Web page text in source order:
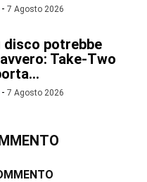
- 7 Agosto 2026
disco potrebbe
Take-Two
- 7 Agosto 2026